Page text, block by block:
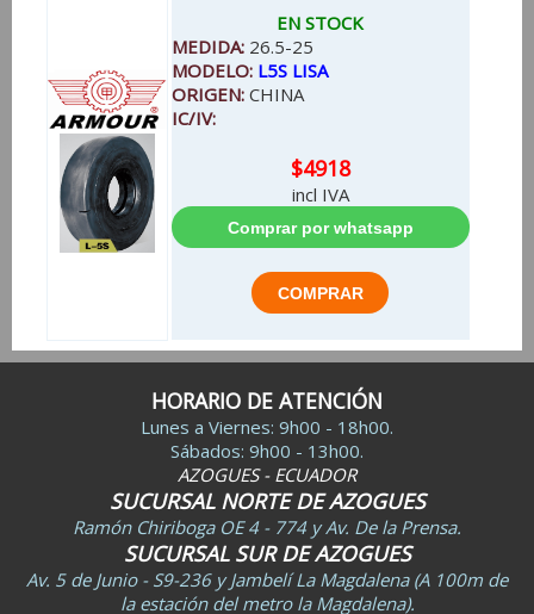
EN STOCK
MEDIDA: 26.5-25
MODELO: L5S LISA
ORIGEN: CHINA
IC/IV:
$4918
incl IVA
HORARIO DE ATENCIÓN
Lunes a Viernes: 9h00 - 18h00.
Sábados: 9h00 - 13h00.
AZOGUES - ECUADOR
SUCURSAL NORTE DE AZOGUES
Ramón Chiriboga OE 4 - 774 y Av. De la Prensa.
SUCURSAL SUR DE AZOGUES
Av. 5 de Junio - S9-236 y Jambelí La Magdalena (A 100m de
la estación del metro la Magdalena).